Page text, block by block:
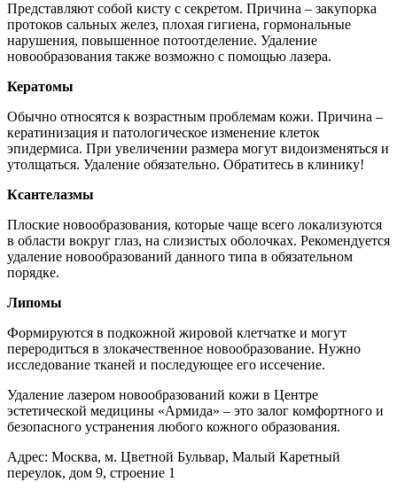
Представляют собой кисту с секретом. Причина – закупорка
протоков сальных желез, плохая гигиена, гормональные
нарушения, повышенное потоотделение. Удаление
новообразования также возможно с помощью лазера.
Кератомы
Обычно относятся к возрастным проблемам кожи. Причина –
кератинизация и патологическое изменение клеток
эпидермиса. При увеличении размера могут видоизменяться и
утолщаться. Удаление обязательно. Обратитесь в клинику!
Ксантелазмы
Плоские новообразования, которые чаще всего локализуются
в области вокруг глаз, на слизистых оболочках. Рекомендуется
удаление новообразований данного типа в обязательном
порядке.
Липомы
Формируются в подкожной жировой клетчатке и могут
переродиться в злокачественное новообразование. Нужно
исследование тканей и последующее его иссечение.
Удаление лазером новообразований кожи в Центре
эстетической медицины «Армида» – это залог комфортного и
безопасного устранения любого кожного образования.
Адрес: Москва, м. Цветной Бульвар, Малый Каретный
переулок, дом 9, строение 1